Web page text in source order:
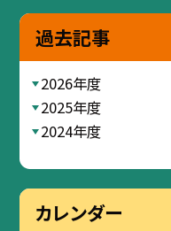
過去記事
2026年度
2025年度
2024年度
カレンダー